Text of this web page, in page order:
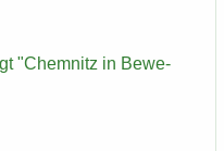
"Chem­nitz in Be­we­